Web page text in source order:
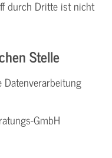
durch Dritte ist nicht
Stelle
GmbH